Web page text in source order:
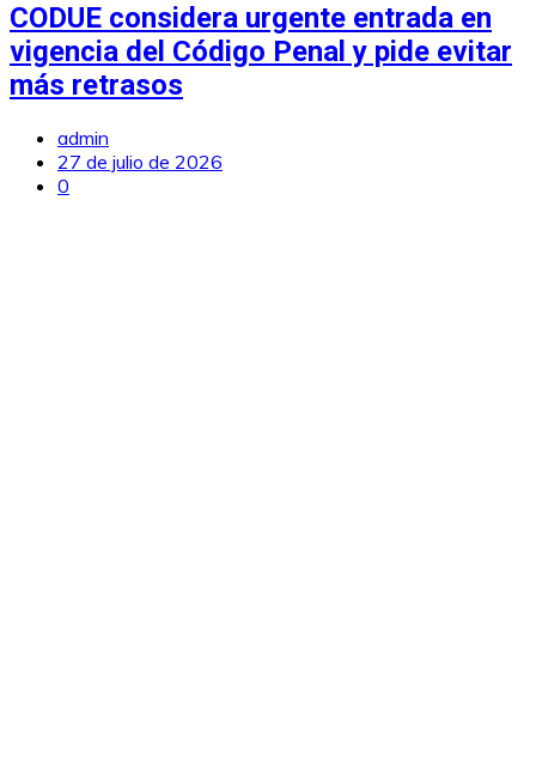
CODUE considera urgente entrada en
vigencia del Código Penal y pide evitar
más retrasos
admin
27 de julio de 2026
0